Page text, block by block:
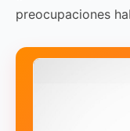
preocupaciones